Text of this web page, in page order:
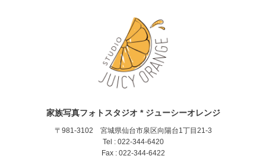
家族写真フォトスタジオ * ジューシーオレンジ
〒981-3102 宮城県仙台市泉区向陽台1丁目21-3
Tel : 022-344-6420
Fax : 022-344-6422